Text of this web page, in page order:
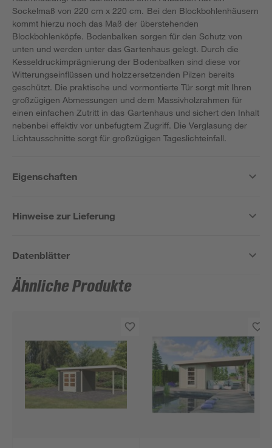
Sockelmaß von 220 cm x 220 cm. Bei den Blockbohlenhäusern
kommt hierzu noch das Maß der überstehenden
Blockbohlenköpfe. Bodenbalken sorgen für den Schutz von
unten und werden unter das Gartenhaus gelegt. Durch die
Kesseldruckimprägnierung der Bodenbalken sind diese vor
Witterungseinflüssen und holzzersetzenden Pilzen bereits
geschützt. Die praktische und vormontierte Tür sorgt mit Ihren
großzügigen Abmessungen und dem Massivholzrahmen für
einen einfachen Zutritt in das Gartenhaus und sichert den Inhalt
nebenbei effektiv vor unbefugtem Zugriff. Die Verglasung der
Lichtausschnitte sorgt für großzügigen Tageslichteinfall.
Eigenschaften
Hinweise zur Lieferung
Datenblätter
Ähnliche Produkte